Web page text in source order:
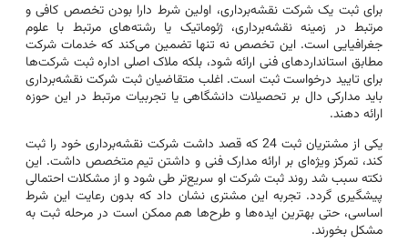
برای ثبت یک شرکت نقشه‌برداری، اولین شرط دارا بودن تخصص کافی و
مرتبط در زمینه نقشه‌برداری، ژئوماتیک یا رشته‌های مرتبط با علوم
جغرافیایی است. این تخصص نه تنها تضمین می‌کند که خدمات شرکت
مطابق استانداردهای فنی ارائه شود، بلکه ملاک اصلی اداره ثبت شرکت‌ها
برای تایید درخواست ثبت است. اغلب متقاضیان ثبت شرکت نقشه‌برداری
باید مدارکی دال بر تحصیلات دانشگاهی یا تجربیات مرتبط در این حوزه
ارائه دهند.
یکی از مشتریان ثبت 24 که قصد داشت شرکت نقشه‌برداری خود را ثبت
کند، تمرکز ویژه‌ای بر ارائه مدارک فنی و داشتن تیم متخصص داشت. این
نکته سبب شد روند ثبت شرکت او سریع‌تر طی شود و از مشکلات احتمالی
پیشگیری گردد. تجربه این مشتری نشان داد که بدون رعایت این شرط
اساسی، حتی بهترین ایده‌ها و طرح‌ها هم ممکن است در مرحله ثبت به
مشکل بخورند.